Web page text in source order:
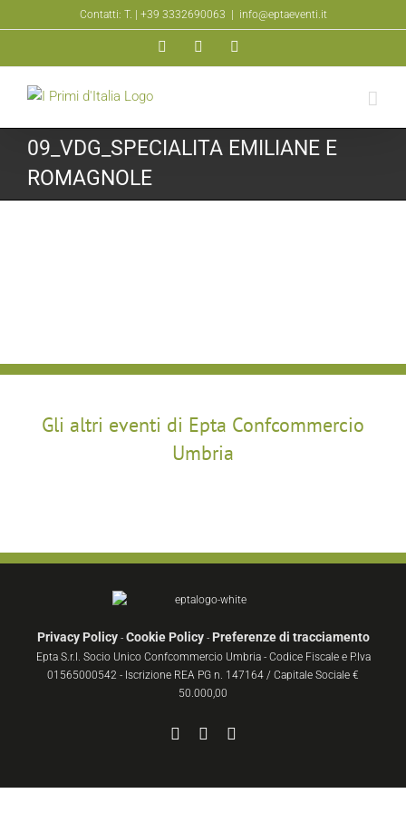
al
Contatti: T. | +39 3332690063 info@eptaeventi.it
FacebookYouTube
09_VDG_SPECIALITA EMILIANE E
ROMAGNOLE
Gli altri eventi di Epta Confcommercio
Umbria
Privacy Policy- Cookie Policy- Preferenze di tracciamento
Epta S.r.l. Socio Unico Confcommercio Umbria - Codice Fiscale e P.Iva
01565000542 - Iscrizione REA PG n. 147164 / Capitale Sociale €
50.000,00
FacebookYouTube